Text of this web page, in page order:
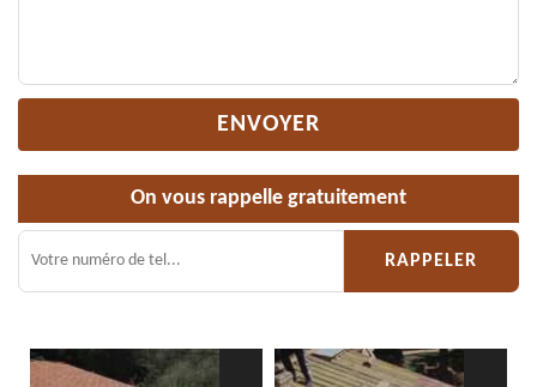
On vous rappelle gratuitement